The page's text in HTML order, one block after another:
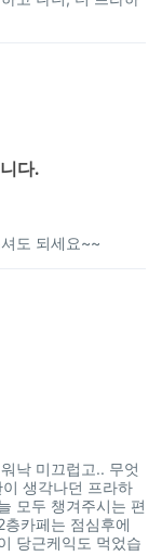
다.
도 되세요~~
낙 미끄럽고.. 무엇
생각나던 프라하
모두 챙겨주시는 편
카페는 점심후에
당근케익도 먹었습